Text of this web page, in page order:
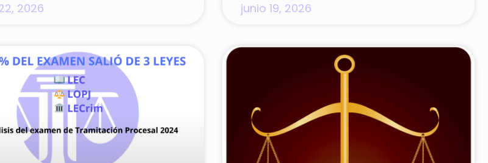
2026 junio 19, 2026